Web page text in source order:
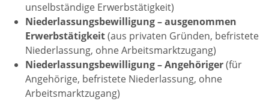
unselbständige Erwerbstätigkeit)
Niederlassungsbewilligung – ausgenommen
Erwerbstätigkeit(aus privaten Gründen, befristete
Niederlassung, ohne Arbeitsmarktzugang)
Niederlassungsbewilligung – Angehöriger(für
Angehörige, befristete Niederlassung, ohne
Arbeitsmarktzugang)